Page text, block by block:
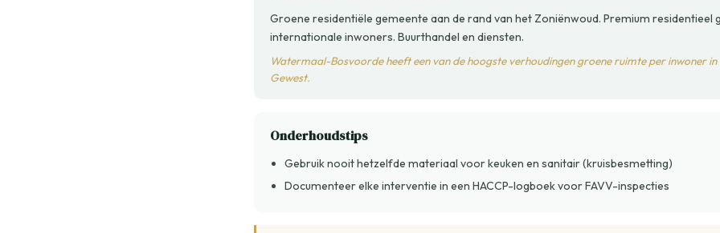
Groene residentiële gemeente aan de rand van het Zoniënwoud. Premium residentieel
internationale inwoners. Buurthandel en diensten.
Watermaal-Bosvoorde heeft een van de hoogste verhoudingen groene ruimte per inwoner in
Gewest.
Onderhoudstips
Gebruik nooit hetzelfde materiaal voor keuken en sanitair (kruisbesmetting)
Documenteer elke interventie in een HACCP-logboek voor FAVV-inspecties